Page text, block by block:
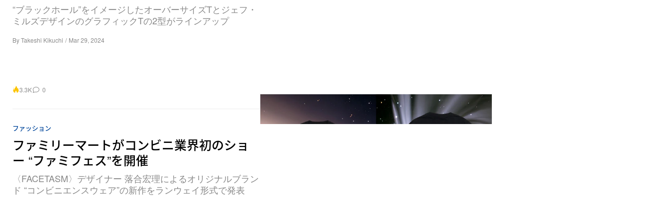
“ブラックホール”をイメージしたオーバーサイズTとジェフ・
ミルズデザインのグラフィックTの2型がラインアップ
ByTakeshi Kikuchi / Mar 29, 2024
3.3K 0
ファッション
ファミリーマートがコンビニ業界初のショ
ー “ファミフェス”を開催
〈FACETASM〉デザイナー 落合宏理によるオリジナルブラン
ド “コンビニエンスウェア”の新作をランウェイ形式で発表